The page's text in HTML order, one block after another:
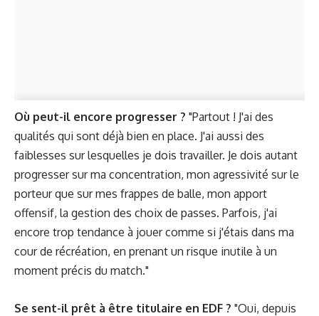
Où peut-il encore progresser ? "Partout ! J'ai des
qualités qui sont déjà bien en place. J'ai aussi des
faiblesses sur lesquelles je dois travailler. Je dois autant
progresser sur ma concentration, mon agressivité sur le
porteur que sur mes frappes de balle, mon apport
offensif, la gestion des choix de passes. Parfois, j'ai
encore trop tendance à jouer comme si j'étais dans ma
cour de récréation, en prenant un risque inutile à un
moment précis du match."
Se sent-il prêt à être titulaire en EDF ? "Oui, depuis